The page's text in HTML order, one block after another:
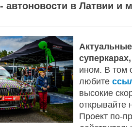
автоновости в Латвии и
ином. В том
любите
высокие
открывайте
Проект по-